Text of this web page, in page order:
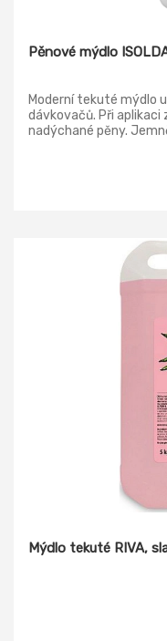
Pěnové mýdlo
Moderní tekuté mýdlo
dávkovačů. Při
nadýchané pěny.
Mýdlo tekuté RIVA,